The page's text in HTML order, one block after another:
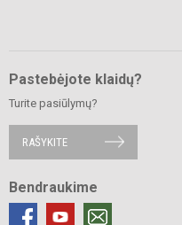
Pastebėjote klaidų?
Turite pasiūlymų?
RAŠYKITE
Bendraukime